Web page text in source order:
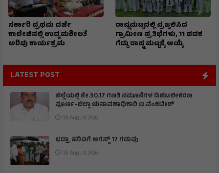
ಸರ್ಕಾರಿ ಪ್ರಥಮ ದರ್ಜೆ
ಕಾಲೇಜಿನಲ್ಲಿ ಉದ್ಯಮಶೀಲತೆ
ಅರಿವು ಕಾರ್ಯಕ್ರಮ
ರಾಷ್ಟ್ರಮಟ್ಟದಲ್ಲಿ ಪ್ರಜ್ವಲಿಸಿದ
ಗ್ರಾಮೀಣ ಪ್ರತಿಭೆಗಳು, 11 ಪದಕ
ಗೆದ್ದು ರಾಷ್ಟ್ರ ಮಟ್ಟಕ್ಕೆ ಆಯ್ಕೆ
LATEST POST
ಜಿಲ್ಲೆಯಲ್ಲಿ ಶೇ.90.17 ಗಣತಿ ನಮೂನೆಗಳ ಡಿಜಿಟಲೀಕರಣ
ಪೂರ್ಣ-ಜಿಲ್ಲಾ ಚುನಾವಣಾಧಿಕಾರಿ ಟಿ.ವೆಂಕಟೇಶ್
08 August 2026
ಭದ್ರಾ ಹರಿವಿಗೆ ಆಗಸ್ಟ್ 17 ಗಡುವು
08 August 2026